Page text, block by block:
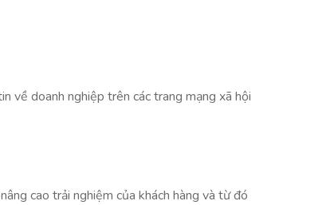
về doanh nghiệp trên các trang mạng xã hội
cao trải nghiệm của khách hàng và từ đó